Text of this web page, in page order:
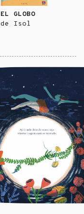
EL GLOBO
de Isol